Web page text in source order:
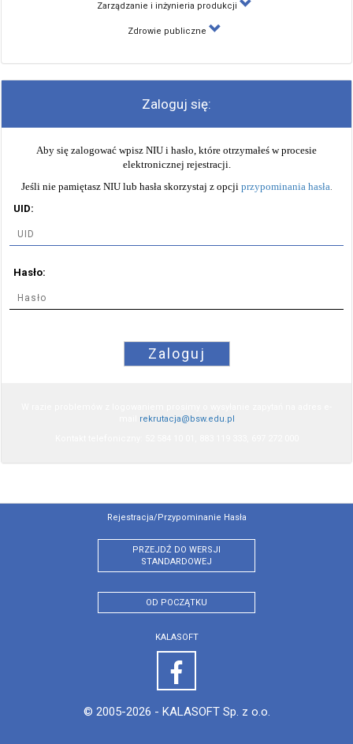
Zarządzanie i inżynieria produkcji
Zdrowie publiczne
Zaloguj się:
Aby się zalogować wpisz NIU i hasło, które otrzymałeś w procesie
elektronicznej rejestracji.
Jeśli nie pamiętasz NIU lub hasła skorzystaj z opcji przypominania hasła.
UID:
Hasło:
Zaloguj
rekrutacja@bsw.edu.pl
Rejestracja/przypominanie Hasła
PRZEJDŹ DO WERSJI
STANDARDOWEJ
OD POCZĄTKU
KALASOFT
© 2005-2026 - KALASOFT Sp. z o.o.